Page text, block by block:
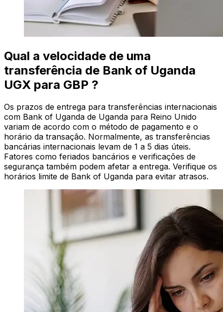
Qual a velocidade de uma
transferência de Bank of Uganda
UGX para GBP ?
Os prazos de entrega para transferências internacionais
com Bank of Uganda de Uganda para Reino Unido
variam de acordo com o método de pagamento e o
horário da transação. Normalmente, as transferências
bancárias internacionais levam de 1 a 5 dias úteis.
Fatores como feriados bancários e verificações de
segurança também podem afetar a entrega. Verifique os
horários limite de Bank of Uganda para evitar atrasos.